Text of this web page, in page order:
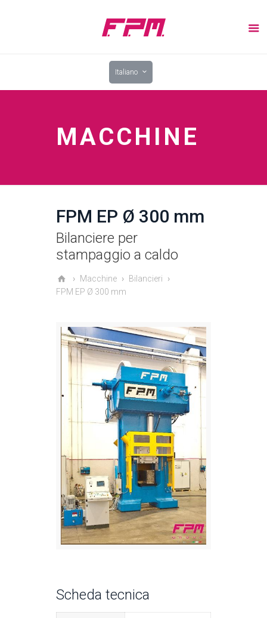
Italiano
MACCHINE
FPM EP Ø 300 mm
Bilanciere per
stampaggio a caldo
Macchine
Bilancieri
FPM EP Ø 300 mm
Scheda tecnica